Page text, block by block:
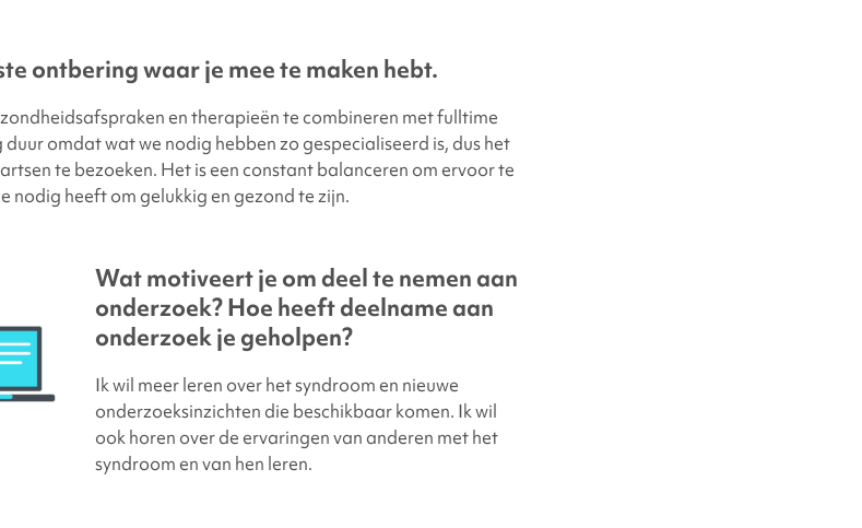
ontbering waar je mee te maken hebt.
en therapieën te combineren met fulltime
omdat wat we nodig hebben zo gespecialiseerd is, dus het
te bezoeken. Het is een constant balanceren om ervoor te
nodig heeft om gelukkig en gezond te zijn.
Wat motiveert je om deel te nemen aan
onderzoek? Hoe heeft deelname aan
onderzoek je geholpen?
Ik wil meer leren over het syndroom en nieuwe
onderzoeksinzichten die beschikbaar komen. Ik wil
ook horen over de ervaringen van anderen met het
syndroom en van hen leren.